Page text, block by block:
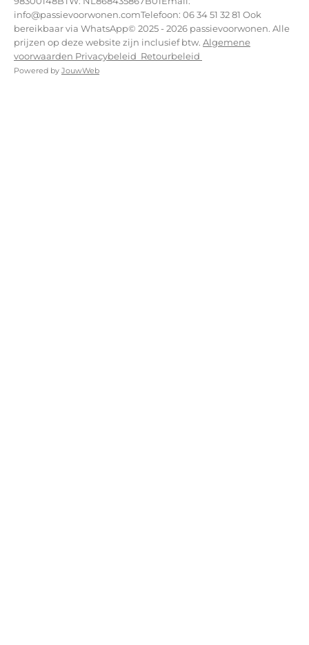
info@passievoorwonen.comTelefoon: 06 34 51 32 81 Ook
bereikbaar via WhatsApp© 2025 - 2026 passievoorwonen. Alle
prijzen op deze website zijn inclusief btw. Algemene
voorwaarden Privacybeleid Retourbeleid
Powered by JouwWeb